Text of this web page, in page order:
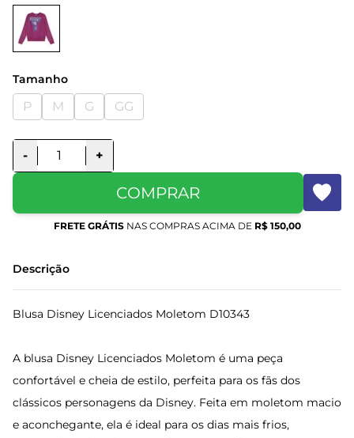
Tamanho
P M G GG
- +
COMPRAR
FRETE GRÁTISNAS COMPRAS ACIMA DE R$ 150,00
Descrição
Blusa Disney Licenciados Moletom D10343
A blusa Disney Licenciados Moletom é uma peça
confortável e cheia de estilo, perfeita para os fãs dos
clássicos personagens da Disney. Feita em moletom macio
e aconchegante, ela é ideal para os dias mais frios,